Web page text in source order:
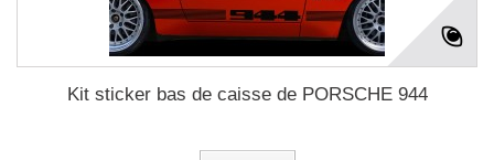
Kit sticker bas de caisse de PORSCHE 944